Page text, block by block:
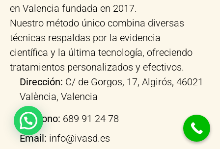
en Valencia fundada en 2017.
Nuestro método único combina diversas
técnicas respaldas por la evidencia
científica y la última tecnología, ofreciendo
tratamientos personalizados y efectivos.
Dirección: C/ de Gorgos, 17, Algirós, 46021
València, Valencia
Teléfono: 689 91 24 78
Email: info@ivasd.es